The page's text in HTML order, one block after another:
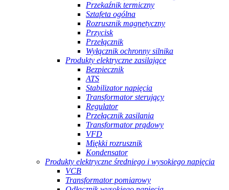
Przekaźnik termiczny
Sztafeta ogólna
Rozrusznik magnetyczny
Przycisk
Przełącznik
Wyłącznik ochronny silnika
Produkty elektryczne zasilające
Bezpiecznik
ATS
Stabilizator napięcia
Transformator sterujący
Regulator
Przełącznik zasilania
Transformator prądowy
VFD
Miękki rozrusznik
Kondensator
Produkty elektryczne średniego i wysokiego napięcia
VCB
Transformator pomiarowy